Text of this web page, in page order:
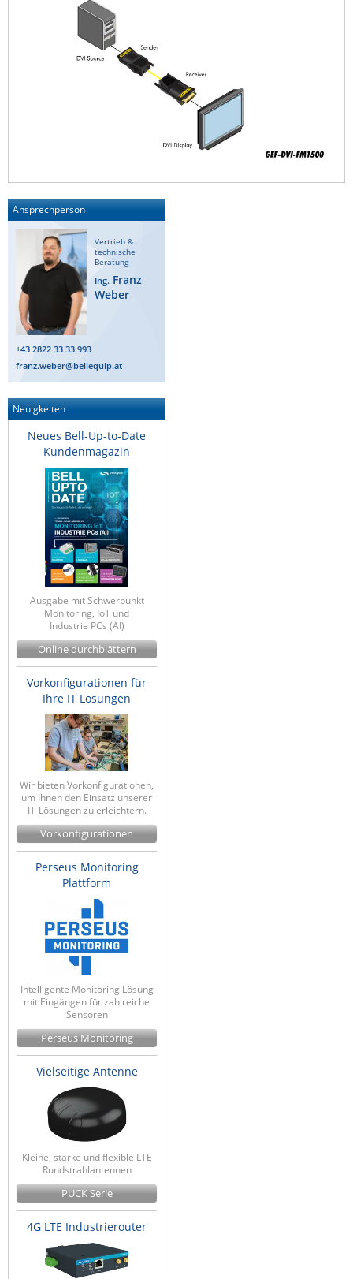
Tactical Software
Westermo
Yuasa
ZPE Systems
News zu unseren Herstellern
Ansprechperson
Vertrieb &
technische
Beratung
Ing. Franz
Weber
+43 2822 33 33 993
franz.weber@bellequip.at
Neuigkeiten
Neues Bell-Up-to-Date
Kundenmagazin
Ausgabe mit Schwerpunkt
Monitoring, IoT und
Industrie PCs (AI)
Online durchblättern
Vorkonfigurationen für
Ihre IT Lösungen
Wir bieten Vorkonfigurationen,
um Ihnen den Einsatz unserer
IT-Lösungen zu erleichtern.
Vorkonfigurationen
Perseus Monitoring
Plattform
Intelligente Monitoring Lösung
mit Eingängen für zahlreiche
Sensoren
Perseus Monitoring
Vielseitige Antenne
Kleine, starke und flexible LTE
Rundstrahlantennen
PUCK Serie
4G LTE Industrierouter